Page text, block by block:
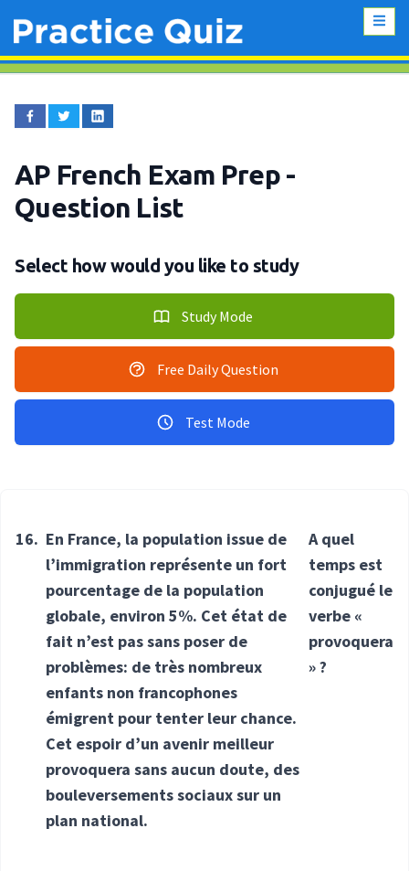
AP French Exam Prep -
Question List
Select how would you like to study
Study Mode
Free Daily Question
Test Mode
16. En France, la population issue de
l’immigration représente un fort
pourcentage de la population
globale, environ 5%. Cet état de
fait n’est pas sans poser de
problèmes: de très nombreux
enfants non francophones
émigrent pour tenter leur chance.
Cet espoir d’un avenir meilleur
provoquera sans aucun doute, des
bouleversements sociaux sur un
plan national.
A quel
temps est
conjugué le
verbe «
provoquera
» ?